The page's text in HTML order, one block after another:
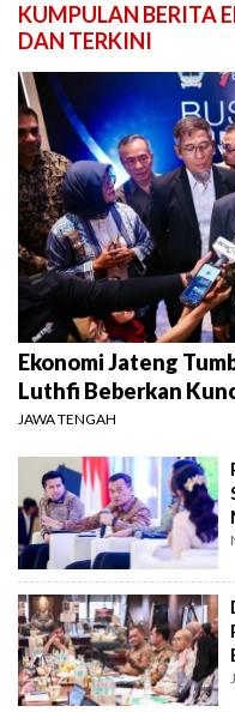
KUMPULAN BERITA
DAN TERKINI
Ekonomi Jateng
Luthfi Beberkan
JAWA TENGAH